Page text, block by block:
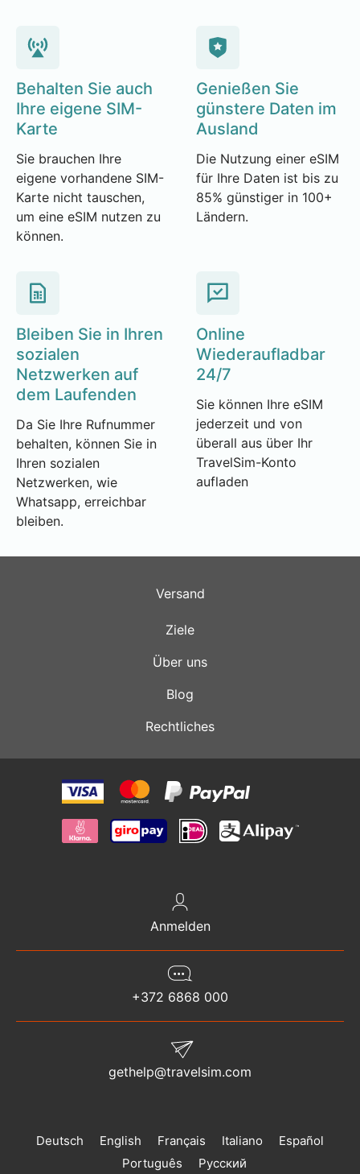
Behalten Sie auch
Ihre eigene SIM-
Karte
Sie brauchen Ihre
eigene vorhandene SIM-
Karte nicht tauschen,
um eine eSIM nutzen zu
können.
Genießen Sie
günstere Daten im
Ausland
Die Nutzung einer eSIM
für Ihre Daten ist bis zu
85% günstiger in 100+
Ländern.
Bleiben Sie in Ihren
sozialen
Netzwerken auf
dem Laufenden
Da Sie Ihre Rufnummer
behalten, können Sie in
Ihren sozialen
Netzwerken, wie
Whatsapp, erreichbar
bleiben.
Online
Wiederaufladbar
24/7
Sie können Ihre eSIM
jederzeit und von
überall aus über Ihr
TravelSim-Konto
aufladen
Versand
Ziele
Über uns
Blog
Rechtliches
Anmelden
+372 6868 000
gethelp@travelsim.com
Deutsch English Français Italiano
Español
Português
Русский